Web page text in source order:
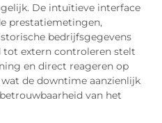
De intuïtieve interface
prestatiemetingen,
bedrijfsgegevens
tot extern controleren stelt
en direct reageren op
de downtime aanzienlijk
van het